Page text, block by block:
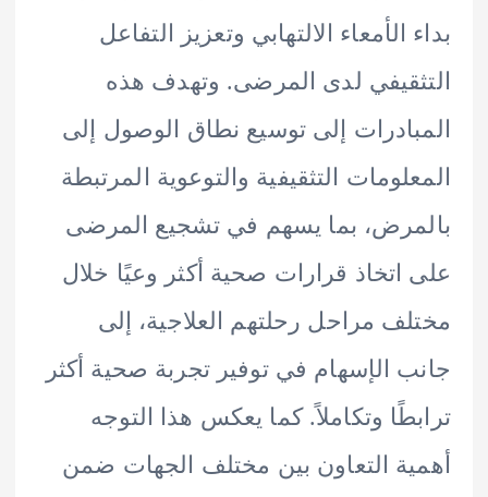
الأمعاء الالتهابي وتعزيز التفاعل
لدى المرضى. وتهدف هذه
إلى توسيع نطاق الوصول إلى
التثقيفية والتوعوية المرتبطة
بما يسهم في تشجيع المرضى
قرارات صحية أكثر وعيًا خلال
مراحل رحلتهم العلاجية، إلى
الإسهام في توفير تجربة صحية أكثر
وتكاملاً. كما يعكس هذا التوجه
التعاون بين مختلف الجهات ضمن